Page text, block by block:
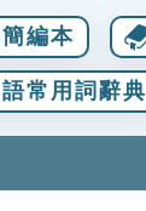
編本
常用詞辭典